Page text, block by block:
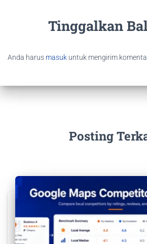
Tinggalkan
Anda harus masuk untuk mengirim
Posting